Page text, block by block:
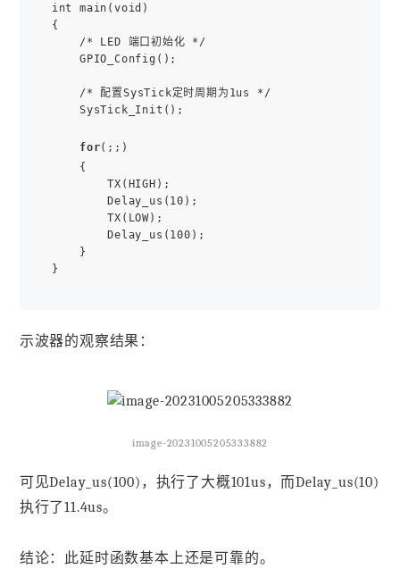
int main(void)
{
/* LED 端口初始化 */
GPIO_Config();
/* 配置SysTick定时周期为1us */
SysTick_Init();
for(;;)
{
TX(HIGH);
Delay_us(10);
TX(LOW);
Delay_us(100);
}
示波器的观察结果：
image-20231005205333882
可见Delay_us(100)，执行了大概101us，而Delay_us(10)
执行了11.4us。
结论：此延时函数基本上还是可靠的。